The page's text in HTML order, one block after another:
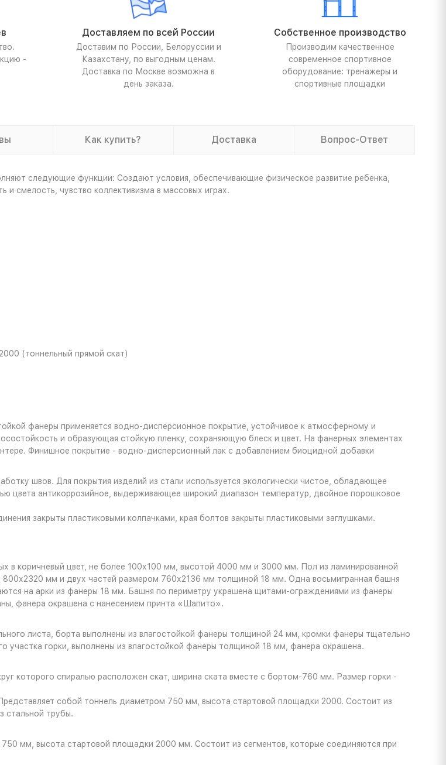
-
Доставляем по всей России
Доставим по России, Белоруссии и
Казахстану, по выгодным ценам.
Доставка по Москве возможна в
день заказа.
Собственное производство
Производим качественное
современное спортивное
оборудование: тренажеры и
спортивные площадки
Как купить? Доставка Вопрос-Ответ
следующие функции: Создают условия, обеспечивающие физическое развитие ребенка,
смелость, чувство коллективизма в массовых играх.
(тоннельный прямой скат)
фанеры применяется водно-дисперсионное покрытие, устойчивое к атмосферному и
и образующая стойкую пленку, сохраняющую блеск и цвет. На фанерных элементах
Финишное покрытие - водно-дисперсионный лак с добавлением биоцидной добавки
швов. Для покрытия изделий из стали используется экологически чистое, обладающее
цвета антикоррозийное, выдерживающее широкий диапазон температур, двойное порошковое
закрыты пластиковыми колпачками, края болтов закрыты пластиковыми заглушками.
в коричневый цвет, не более 100х100 мм, высотой 4000 мм и 3000 мм. Пол из ламинированной
мм и двух частей размером 760х2136 мм толщиной 18 мм. Одна восьмигранная башня
на арки из фанеры 18 мм. Башня по периметру украшена щитами-ограждениями из фанеры
фанера окрашена с нанесением принта «Шапито».
листа, борта выполнены из влагостойкой фанеры толщиной 24 мм, кромки фанеры тщательно
горки, выполнены из влагостойкой фанеры толщиной 18 мм, фанера окрашена.
которого спиралью расположен скат, ширина ската вместе с бортом-760 мм. Размер горки -
собой тоннель диаметром 750 мм, высота стартовой площадки 2000. Состоит из
стальной трубы.
мм, высота стартовой площадки 2000 мм. Состоит из сегментов, которые соединяются при